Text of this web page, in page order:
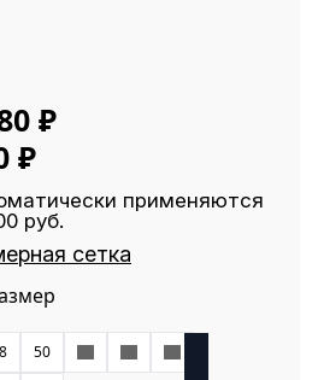
₽
₽
применяются
руб.
сетка
50 52 54
56